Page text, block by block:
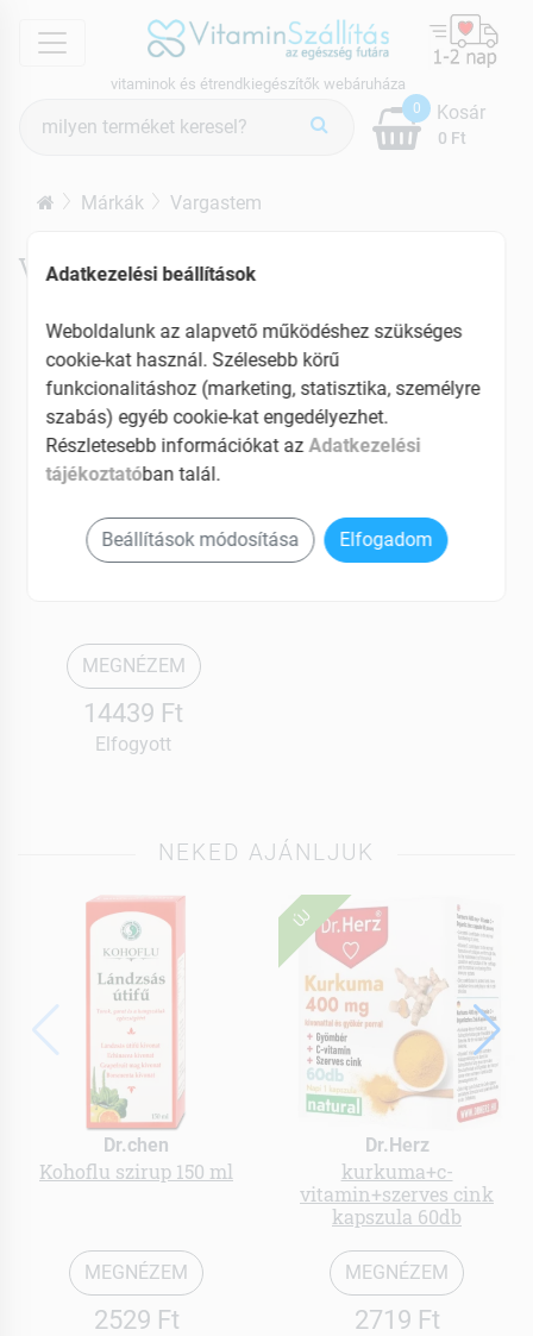
menu
vitaminok és étrendkiegészítők webáruháza
keresés
0
0 Ft
Kosár
Márkák Vargastem
Vargastem termékek
Vargastem
Kapszula 90 db
MEGNÉZEM
14439 Ft
Elfogyott
NEKED AJÁNLJUK
Dr.chen
Kohoflu szirup 150 ml
MEGNÉZEM
2529 Ft
ÚJ
Dr.Herz
kurkuma+c-
vitamin+szerves cink
kapszula 60db
MEGNÉZEM
2719 Ft
Adatkezelési beállítások
Weboldalunk az alapvető működéshez szükséges
cookie-kat használ. Szélesebb körű
funkcionalitáshoz (marketing, statisztika, személyre
szabás) egyéb cookie-kat engedélyezhet.
Részletesebb információkat azAdatkezelési
tájékoztatóban talál.
Beállítások módosítása Elfogadom